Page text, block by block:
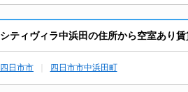
シティヴィラ中浜田の住所から空室あり
四日市市 四日市市中浜田町